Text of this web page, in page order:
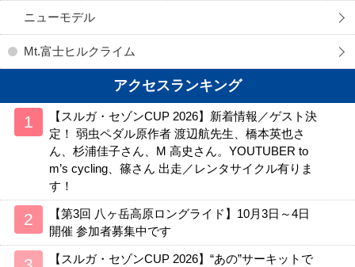
ニューモデル
Mt.富士ヒルクライム
アクセスランキング
【スルガ・セゾンCUP 2026】新着情報／ゲスト決
定！ 弱虫ペダル原作者 渡辺航先生、橋本英也さ
ん、杉浦佳子さん、M 高史さん。YOUTUBER to
m’s cycling、篠さん 出走／レンタサイクル有りま
す！
【第3回 八ヶ岳高原ロングライド】10月3日～4日
開催 参加者募集中です
【スルガ・セゾンCUP 2026】“あの”サーキットで